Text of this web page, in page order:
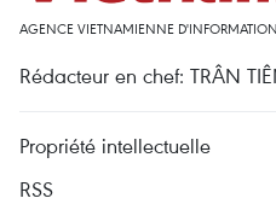
AGENCE VIETNAMIENNE
Rédacteur en chef: TRÂN
Propriété intellectuelle
RSS